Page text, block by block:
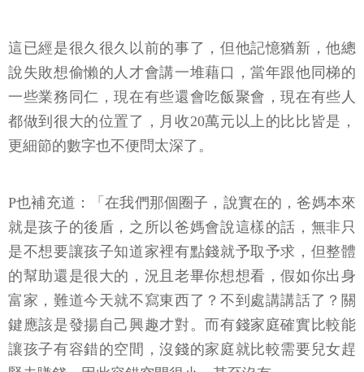
這已經是很久很久以前的事了，但他記憶猶新，他總
說失敗想偷懶的人才會講一堆藉口，當年跟他同梯的
一些業務同仁，現在有些還會吃飯聚會，現在有些人
都做到很大的位置了，月收20萬元以上的比比皆是，
更細節的數字也不便問太深了。
P也補充道：「在我們那個圈子，說實在的，爸媽本來
就是孩子的後盾，之所以爸媽會說這樣的話，無非只
是不想要讓孩子知道家裡有點錢就予取予求，但整體
的幫助還是很大的，況且老畢你想想看，假如你出身
富家，難道今天就不寫東西了？不到處講講話了？關
鍵應該是發揚自己興趣才對。而有錢家庭確實比較能
讓孩子有容錯的空間，沒錢的家庭就比較需要兒女趕